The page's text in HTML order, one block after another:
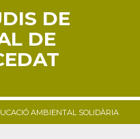
DE
DE
AMBIENTAL SOLIDÀRIA